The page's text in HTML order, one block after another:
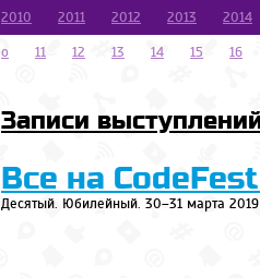
2010 2011 2012 2013 2014
o
11 12 13 14 15 16
Записи
Все на
Десятый. Юбилейный. 30–31 марта 2019